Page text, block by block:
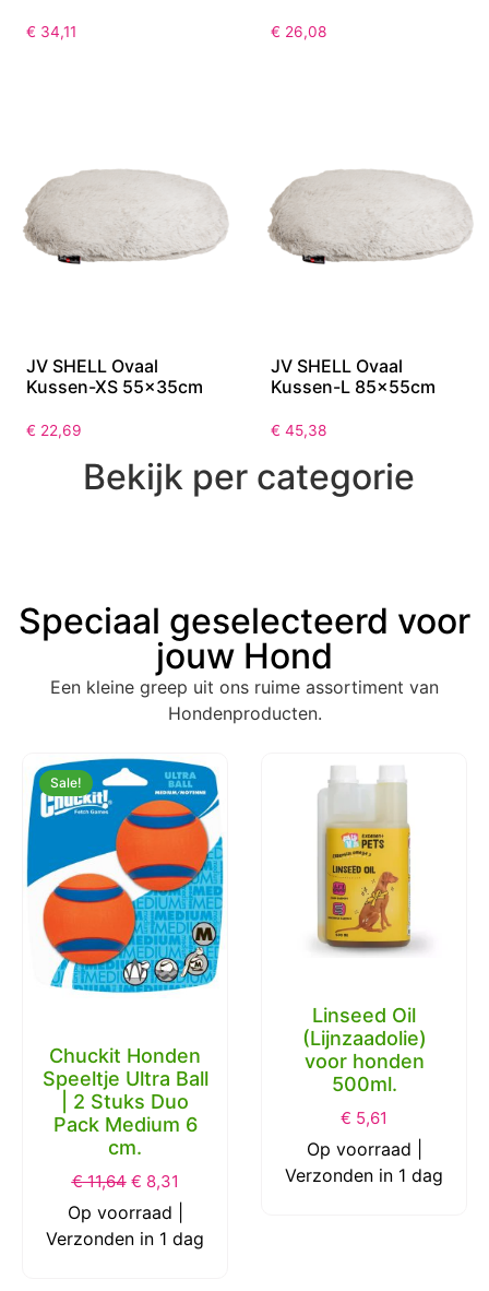
€ 34,11 € 26,08
JV SHELL Ovaal
Kussen-XS 55x35cm
€ 22,69
JV SHELL Ovaal
Kussen-L 85x55cm
€ 45,38
Bekijk per categorie
Speciaal geselecteerd voor
jouw Hond
Een kleine greep uit ons ruime assortiment van
Hondenproducten.
Sale!
Chuckit Honden
Speeltje Ultra Ball
| 2 Stuks Duo
Pack Medium 6
cm.
€11,64 € 8,31
Op voorraad |
Verzonden in 1 dag
Linseed Oil
(Lijnzaadolie)
voor honden
500ml.
€ 5,61
Op voorraad |
Verzonden in 1 dag